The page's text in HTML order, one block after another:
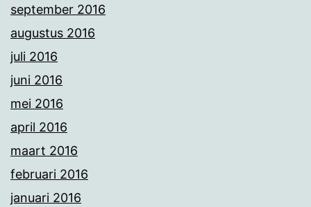
september 2016
augustus 2016
juli 2016
juni 2016
mei 2016
april 2016
maart 2016
februari 2016
januari 2016